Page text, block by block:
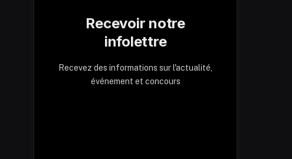
Recevoir notre
infolettre
Recevez des informations sur l'actualité,
événement et concours